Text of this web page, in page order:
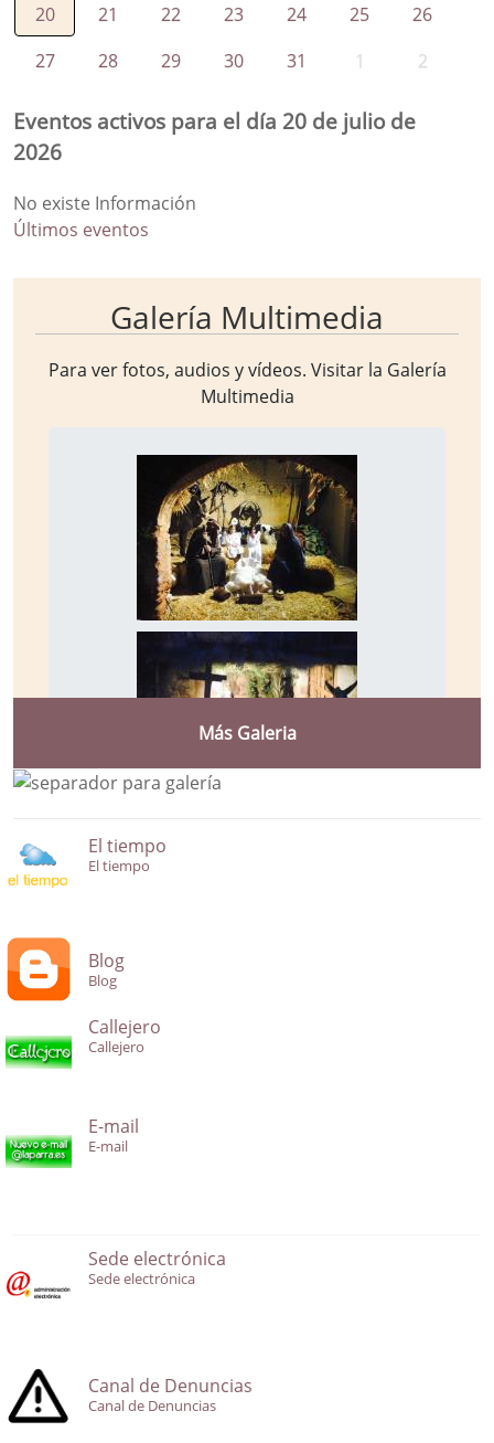
20 21 22 23 24 25
26
27
28 29 30 31 1 2
Eventos activos para el día 20 de julio de
2026
No existe Información
Últimos eventos
Galería Multimedia
Para ver fotos, audios y vídeos. Visitar la Galería
Multimedia
Más Galeria
El tiempo
El tiempo
Blog
Blog
Callejero
Callejero
E-mail
E-mail
Sede electrónica
Sede electrónica
Canal de Denuncias
Canal de Denuncias